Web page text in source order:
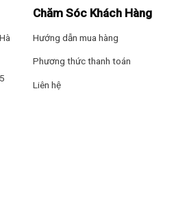
TV: AirPlay 2
bị trong nhà: TCL Home
minh họa
Chăm Sóc Khách Hàng
Hướng dẫn mua hàng
Phương thức thanh toán
Liên hệ